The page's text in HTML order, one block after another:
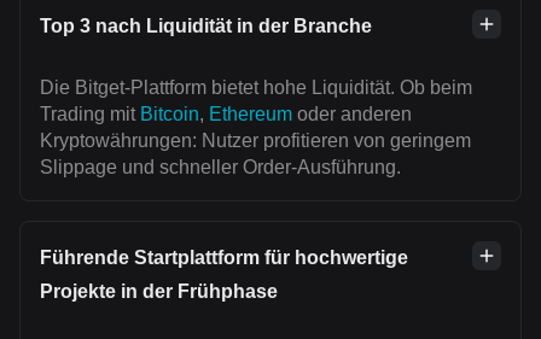
Top 3 nach Liquidität in der Branche
Die Bitget-Plattform bietet hohe Liquidität. Ob beim
Trading mit Bitcoin, Ethereum oder anderen
Kryptowährungen: Nutzer profitieren von geringem
Slippage und schneller Order-Ausführung.
Führende Startplattform für hochwertige
Projekte in der Frühphase